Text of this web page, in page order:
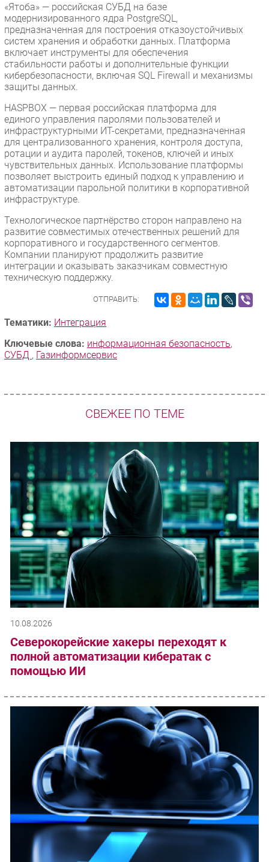
«Ятоба» — российская СУБД на базе
модернизированного ядра PostgreSQL,
предназначенная для построения отказоустойчивых
систем хранения и обработки данных. Платформа
включает инструменты для обеспечения
стабильности работы и дополнительные функции
кибербезопасности, включая SQL Firewall и механизмы
защиты данных.
HASPBOX — первая российская платформа для
единого управления паролями пользователей и
инфраструктурными ИТ-секретами, предназначенная
для централизованного хранения, контроля доступа,
ротации и аудита паролей, токенов, ключей и иных
чувствительных данных. Использование платформы
позволяет выстроить единый подход к управлению и
автоматизации парольной политики в корпоративной
инфраструктуре.
Технологическое партнёрство сторон направлено на
развитие совместимых отечественных решений для
корпоративного и государственного сегментов.
Компании планируют продолжить развитие
интеграции и оказывать заказчикам совместную
техническую поддержку.
ОТПРАВИТЬ:
Тематики: Интеграция
Ключевые слова: информационная безопасность,
СУБД , Газинформсервис
СВЕЖЕЕ ПО ТЕМЕ
10.08.2026
Северокорейские хакеры переходят к
полной автоматизации кибератак с
помощью ИИ